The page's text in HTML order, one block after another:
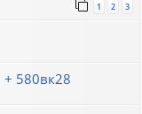
1 2 3
580вк28